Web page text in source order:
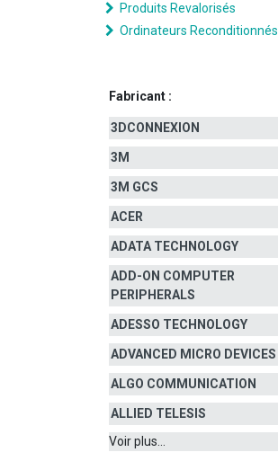
Produits Revalorisés
Ordinateurs Reconditionnés
Fabricant :
3DCONNEXION
3M
3M GCS
ACER
ADATA TECHNOLOGY
ADD-ON COMPUTER
PERIPHERALS
ADESSO TECHNOLOGY
ADVANCED MICRO DEVICES
ALGO COMMUNICATION
ALLIED TELESIS
Voir plus...